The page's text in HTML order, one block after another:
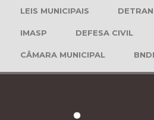
LEIS MUNICIPAIS DETRAN
IMASP DEFESA CIVIL
CÂMARA MUNICIPAL